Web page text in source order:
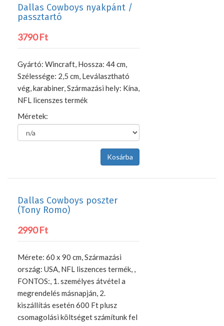
Dallas Cowboys nyakpánt /
passztartó
3790 Ft
Gyártó: Wincraft, Hossza: 44 cm,
Szélessége: 2,5 cm, Leválasztható
vég, karabiner, Származási hely: Kína,
NFL licenszes termék
Méretek:
Dallas Cowboys poszter
(Tony Romo)
2990 Ft
Mérete: 60 x 90 cm, Származási
ország: USA, NFL liszences termék, ,
FONTOS:, 1. személyes átvétel a
megrendelés másnapján, 2.
kiszállítás esetén 600 Ft plusz
csomagolási költséget számítunk fel